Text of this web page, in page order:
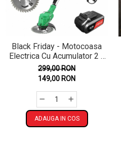
Black Friday - Motocoasa
Electrica Cu Acumulator 2 x
48V, 18000 RPM ,
Extensibila + 9 Accesorii
299,00 RON
149,00 RON
ADAUGA IN COS